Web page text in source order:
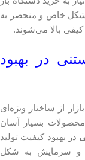
خاص و منحصر به
کیفی بالا می‌شوند.
در بهبود
از ساختار ویژه‌ای
بسیار آسان
در بهبود کیفیت تولید
و سرمایش به شکل